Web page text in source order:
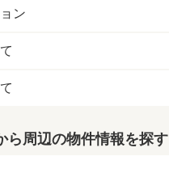
ン
ら周辺の物件情報を探す